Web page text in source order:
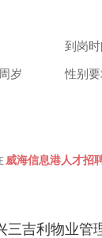
到岗
岁
性别
威海信息港人才招
三吉利物业管